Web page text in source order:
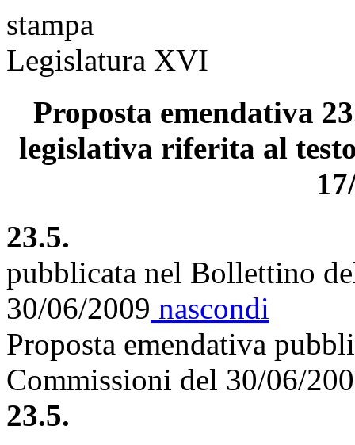
stampa
Legislatura XVI
Proposta emendativa
legislativa riferita al
23.5.
pubblicata nel Bollettino
30/06/2009 nascondi
Proposta emendativa
Commissioni del 30/06/
23.5.